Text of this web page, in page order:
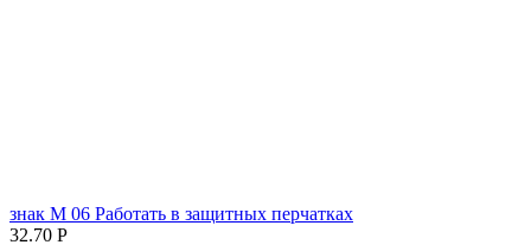
знак М 06 Работать в защитных перчатках
32.70 Р